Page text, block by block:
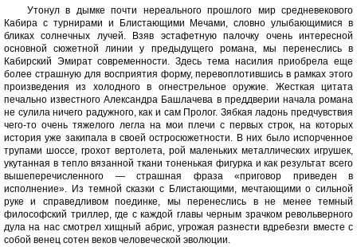
Утонул в дымке почти нереального прошлого мир средневекового
Кабира с турнирами и Блистающими Мечами, словно улыбающимися в
бликах солнечных лучей. Взяв эстафетную палочку очень интересной
основной сюжетной линии у предыдущего романа, мы перенеслись в
Кабирский Эмират современности. Здесь тема насилия приобрела еще
более страшную для восприятия форму, перевоплотившись в рамках этого
произведения из холодного в огнестрельное оружие. Жесткая цитата
печально известного Александра Башлачева в преддверии начала романа
не сулила ничего радужного, как и сам Пролог. Зябкая ладонь предчувствия
чего-то очень тяжелого легла на мои плечи с первых строк, на которых
история уже закипала в своей остросюжетности. В них было испорченное
трупами шоссе, грохот вертолета, рой маленьких металлических игрушек,
укутанная в тепло вязанной ткани тоненькая фигурка и как результат всего
вышеперечисленного — страшная фраза «приговор приведен в
исполнение». Из темной сказки с Блистающими, мечтающими о сильной
руке и справедливом поединке, мы перенеслись в не менее темный
философский триллер, где с каждой главы черным зрачком револьверного
дула на нас смотрел хищный абрис, угрожая разнести вдребезги вместе с
собой венец сотен веков человеческой эволюции.